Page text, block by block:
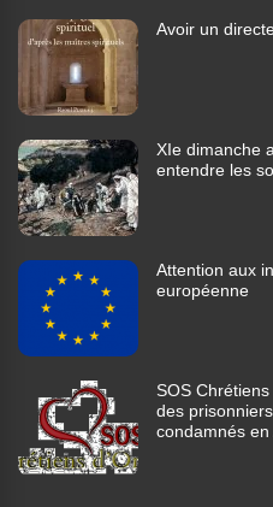
Avoir un
XIe dimanche
entendre les
Attention aux
européenne
SOS
des
condamnés